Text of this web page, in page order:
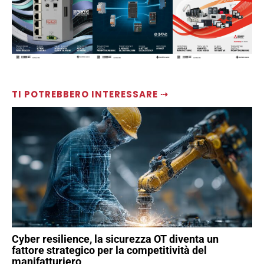
TI POTREBBERO INTERESSARE ⇢
Cyber resilience, la sicurezza OT diventa un
fattore strategico per la competitività del
manifatturiero